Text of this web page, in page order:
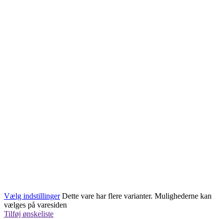
Vælg indstillinger Dette vare har flere varianter. Mulighederne kan
vælges på varesiden
Tilføj ønskeliste